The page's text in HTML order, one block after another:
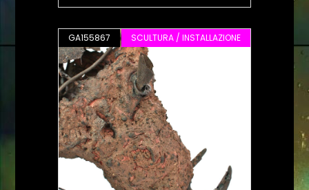
GA155867 SCULTURA / INSTALLAZIONE